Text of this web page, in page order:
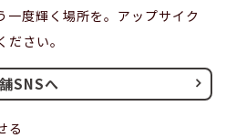
一度輝く場所を。アップサイク
さい。
SNSへ
る